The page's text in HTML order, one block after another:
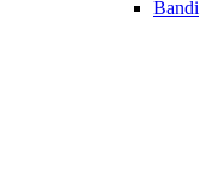
Bandi